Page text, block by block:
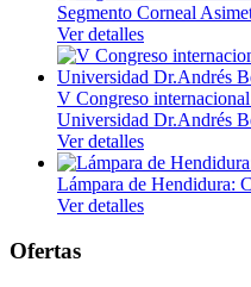
Segmento Corneal
Ver detalles
V Congreso
Universidad Dr.Andrés
Ver detalles
Lámpara de Hendidura:
Ver detalles
Ofertas